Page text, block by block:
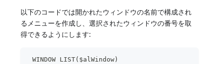
以下のコードでは開かれたウィンドウの名前で構成され
るメニューを作成し、選択されたウィンドウの番号を取
得できるようにします:
WINDOW LIST($alWindow)